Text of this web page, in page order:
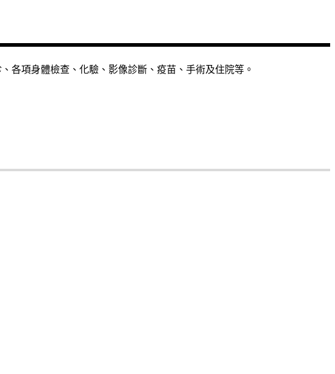
各項身體檢查、化驗、影像診斷、疫苗、手術及住院等。